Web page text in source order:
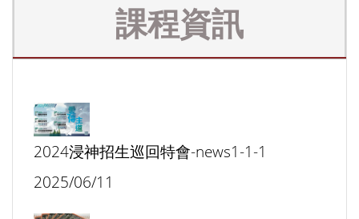
課程資訊
2024浸神招生巡回特會-news1-1-1
2025/06/11